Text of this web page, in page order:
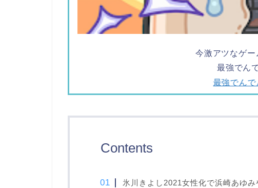
今激アツなゲー
最強でん
最強でんで
Contents
氷川きよし2021女性化で浜崎あゆ